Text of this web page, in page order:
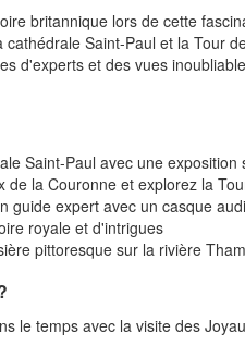
britannique lors de cette
Saint-Paul et la Tour
d'experts et des vues
Saint-Paul avec une exposition
de la Couronne et explorez la
guide expert avec un casque
royale et d'intrigues
pittoresque sur la rivière
le temps avec la visite des